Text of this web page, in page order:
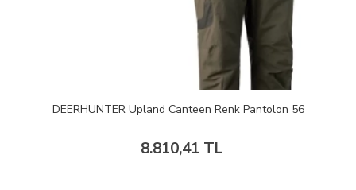
DEERHUNTER Upland Canteen Renk Pantolon 56
8.810,41 TL